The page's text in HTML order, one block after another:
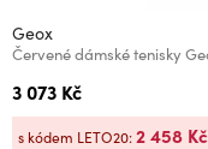
Geox
3 073 Kč
s kódem LETO20:2 458 Kč